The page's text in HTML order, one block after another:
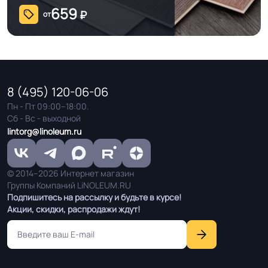
ТУ, ISO
от659 ₽
Подпишитесь на рассылку и будьте в курсе!
Акции, скидки, распродажи ждут!
8 (495) 120-06-06
Пн - Пт 09:00–18:00.
Сб - Вс - выходной
lintorg@linoleum.ru
© 2014–2026 Интернет магазин
Группы Компаний LiNOLEUM.RU